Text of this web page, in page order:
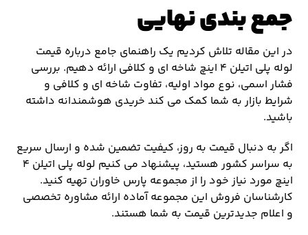
جمع بندی نهایی
در این مقاله تلاش کردیم یک راهنمای جامع درباره قیمت
لوله پلی اتیلن ۴ اینچ شاخه ای و کلافی ارائه دهیم. بررسی
فشار اسمی، نوع مواد اولیه، تفاوت شاخه ای و کلافی و
شرایط بازار به شما کمک می کند خریدی هوشمندانه داشته
باشید.
اگر به دنبال قیمت به روز، کیفیت تضمین شده و ارسال سریع
به سراسر کشور هستید، پیشنهاد می کنیم لوله پلی اتیلن ۴
اینچ مورد نیاز خود را از مجموعه پارس خاوران تهیه کنید.
کارشناسان فروش این مجموعه آماده ارائه مشاوره تخصصی
و اعلام جدیدترین قیمت به شما هستند.